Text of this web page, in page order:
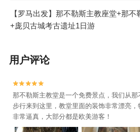
【罗马出发】那不勒斯主教座堂+那不
+庞贝古城考古遗址1日游
用户评论


那不勒斯主教堂是一个免费景点，我们从
步行来到这里，教堂里面的装饰非常漂亮
非常逼真，大部分都是欧美游客！